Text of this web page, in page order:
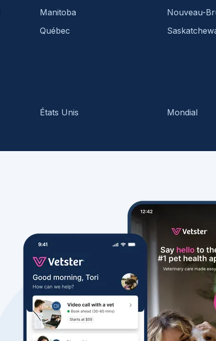
Manitoba
Nouveau-
Québec
États Unis Mondial